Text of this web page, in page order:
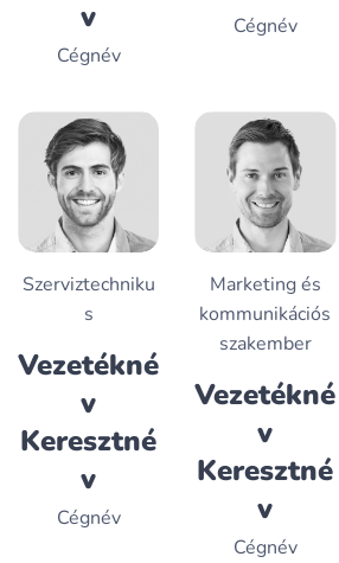
v
Cégnév
Cégnév
Szerviztechniku
s
Vezetékné
v
Keresztné
v
Cégnév
Marketing és
kommunikációs
szakember
Vezetékné
v
Keresztné
v
Cégnév